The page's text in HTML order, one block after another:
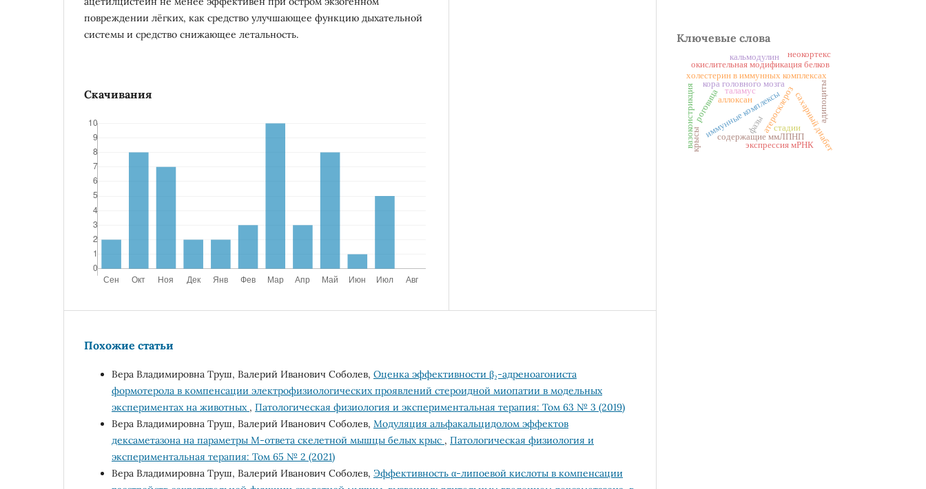
повреждении лёгких, как средство улучшающее функцию дыхательной
системы и средство снижающее летальность.
Скачивания
Похожие статьи
Вера Владимировна Труш, Валерий Иванович Соболев, Оценка эффективности β₂-адреноагониста
формотерола в компенсации электрофизиологических проявлений стероидной миопатии в модельных
экспериментах на животных , Патологическая физиология и экспериментальная терапия: Том 63 № 3 (2019)
Вера Владимировна Труш, Валерий Иванович Соболев, Модуляция альфакальцидолом эффектов
дексаметазона на параметры М-ответа скелетной мышцы белых крыс , Патологическая физиология и
экспериментальная терапия: Том 65 № 2 (2021)
Вера Владимировна Труш, Валерий Иванович Соболев, Эффективность α-липоевой кислоты в компенсации
Ключевые слова
атеросклероз
иммунные комплексы
содержащие ммЛПНП
холестерин в иммунных комплексах
кора головного мозга
таламус сахарный диабет
адипоциты
окислительная модификация белков
аллоксан
фазы стадии
роговица
экспрессия мРНК
вазоконстрикция
кальмодулин
крысы
неокортекс